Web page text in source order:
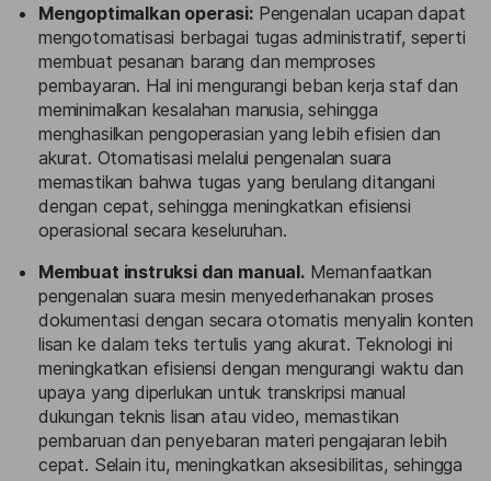
Mengoptimalkan operasi:Pengenalan ucapan dapat
mengotomatisasi berbagai tugas administratif, seperti
membuat pesanan barang dan memproses
pembayaran. Hal ini mengurangi beban kerja staf dan
meminimalkan kesalahan manusia, sehingga
menghasilkan pengoperasian yang lebih efisien dan
akurat. Otomatisasi melalui pengenalan suara
memastikan bahwa tugas yang berulang ditangani
dengan cepat, sehingga meningkatkan efisiensi
operasional secara keseluruhan.
Membuat instruksi dan manual.Memanfaatkan
pengenalan suara mesin menyederhanakan proses
dokumentasi dengan secara otomatis menyalin konten
lisan ke dalam teks tertulis yang akurat. Teknologi ini
meningkatkan efisiensi dengan mengurangi waktu dan
upaya yang diperlukan untuk transkripsi manual
dukungan teknis lisan atau video, memastikan
pembaruan dan penyebaran materi pengajaran lebih
cepat. Selain itu, meningkatkan aksesibilitas, sehingga